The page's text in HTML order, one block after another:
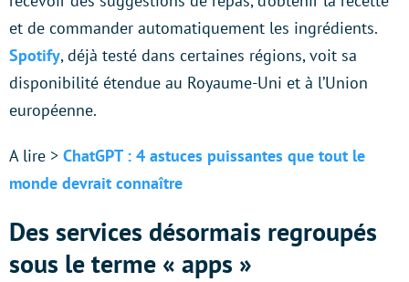
et de commander automatiquement les ingrédients.
Spotify, déjà testé dans certaines régions, voit sa
disponibilité étendue au Royaume-Uni et à l’Union
européenne.
A lire > ChatGPT : 4 astuces puissantes que tout le
monde devrait connaître
Des services désormais regroupés
sous le terme « apps »